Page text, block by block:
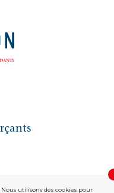
Nous utilisons des cookies pour